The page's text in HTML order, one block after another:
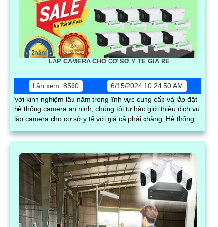
LẮP CAMERA CHO CƠ SỞ Y TẾ GIÁ RẺ
Lần xem: 8560
6/15/2024 10:24:50 AM
Với kinh nghiệm lâu năm trong lĩnh vực cung cấp và lắp đặt
hệ thống camera an ninh, chúng tôi tự hào giới thiệu dịch vụ
lắp camera cho cơ sở y tế với giá cả phải chăng. Hệ thống...